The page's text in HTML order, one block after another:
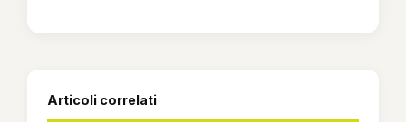
Articoli correlati